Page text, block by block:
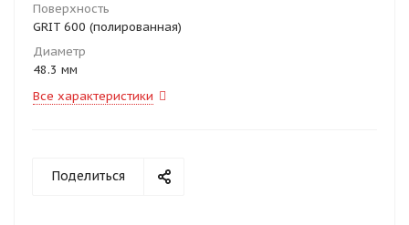
Поверхность
GRIT 600 (полированная)
Диаметр
48.3 мм
Все характеристики
Поделиться